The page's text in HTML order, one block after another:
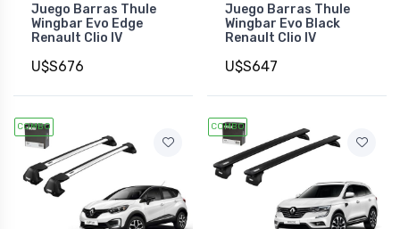
Juego Barras Thule
Wingbar Evo Edge
Renault Clio IV
U$S676
Juego Barras Thule
Wingbar Evo Black
Renault Clio IV
U$S647
COMBO COMBO